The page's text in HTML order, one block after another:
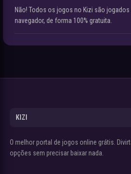
Não! Todos os jogos no Kizi são
navegador, de forma 100% gratuita.
KIZI
O melhor portal de jogos online grátis.
opções sem precisar baixar nada.